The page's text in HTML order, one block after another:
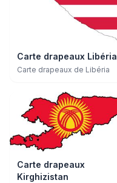
Carte drapeaux Libéria
Carte drapeaux de Libéria
Carte drapeaux
Kirghizistan